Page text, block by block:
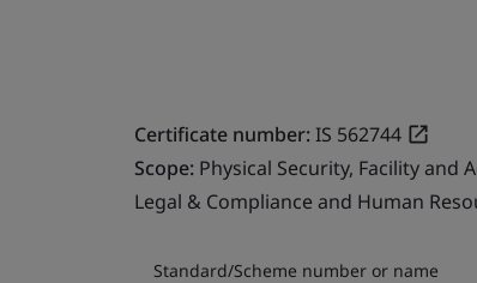
Certificate number:IS 562744
Scope: Physical Security, Facility and
Legal & Compliance and Human
Standard/Scheme number or name